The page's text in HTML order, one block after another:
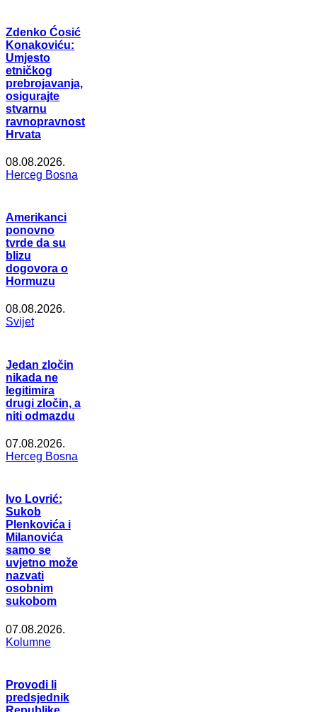
Zdenko Ćosić
Konakoviću:
Umjesto
etničkog
prebrojavanja,
osigurajte
stvarnu
ravnopravnost
Hrvata
08.08.2026.
Herceg Bosna
Amerikanci
ponovno
tvrde da su
blizu
dogovora o
Hormuzu
08.08.2026.
Svijet
Jedan zločin
nikada ne
legitimira
drugi zločin, a
niti odmazdu
07.08.2026.
Herceg Bosna
Ivo Lovrić:
Sukob
Plenkovića i
Milanovića
samo se
uvjetno može
nazvati
osobnim
sukobom
07.08.2026.
Kolumne
Provodi li
predsjednik